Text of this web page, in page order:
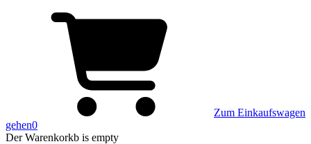
Zum Einkaufswagen
gehen0
Der Warenkorkb is empty